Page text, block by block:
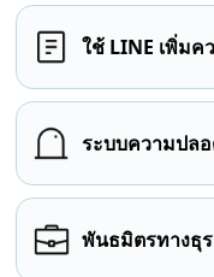
ใช้ LINE เพิ่มค
ระบบความปล
พันธมิตรทางธุ